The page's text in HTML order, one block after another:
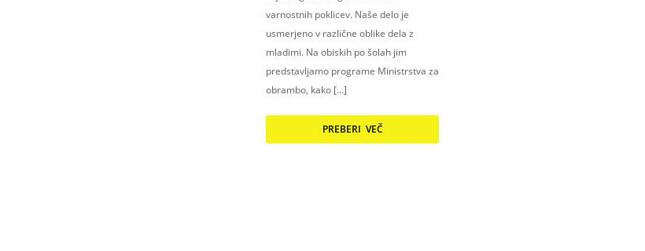
varnostnih poklicev. Naše delo je
usmerjeno v različne oblike dela z
mladimi. Na obiskih po šolah jim
predstavljamo programe Ministrstva za
obrambo, kako […]
PREBERI VEČ